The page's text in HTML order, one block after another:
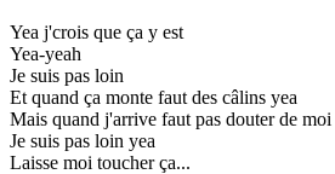
Yea j'crois que ça y est
Yea-yeah
Je suis pas loin
Et quand ça monte faut des câlins yea
Mais quand j'arrive faut pas douter de moi
Je suis pas loin yea
Laisse moi toucher ça...